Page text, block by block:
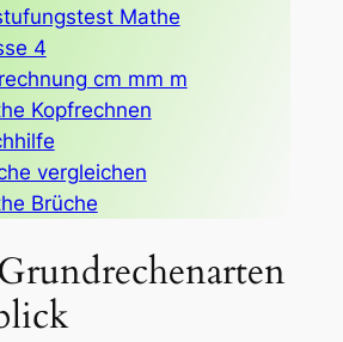
Mathe
4
cm mm m
Kopfrechnen
vergleichen
Brüche